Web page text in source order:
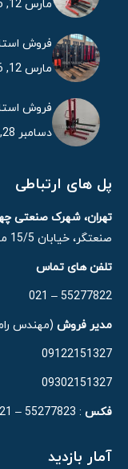
مارس 12, 2026
فروش
مارس 12, 2026
فروش
دسامبر 28, 2025
پل های ارتباطی
تهران، شهرک صنعتی
صنعتگر، خیابان 15/5 مهر، پلاک 21
تلفن های تماس
55277822 – 021
مدیر فروش (مهندس
09122151327
09302151327
فکس : 55277823 – 021
آمار بازدید